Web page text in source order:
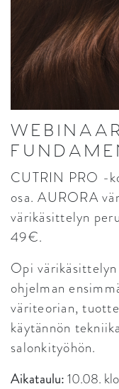
CUTRIN PRO -
osa. AURORA
värikäsittelyn
49€.
Opi
ohjelman
väriteorian,
käytännön
salonkityöhön.
Aikataulu:10.08.